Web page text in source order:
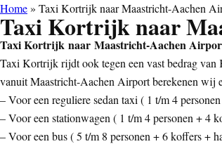
Home» Taxi Kortrijk naar Maastricht-Aachen
Taxi Kortrijk naar
Taxi Kortrijk naar Maastricht-Aachen
Taxi Kortrijk rijdt ook tegen een vast bedrag
vanuit Maastricht-Aachen Airport berekenen wij
– Voor een reguliere sedan taxi ( 1 t/m 4
– Voor een stationwagen ( 1 t/m 4 personen + 4
– Voor een bus ( 5 t/m 8 personen + 6 koffers +